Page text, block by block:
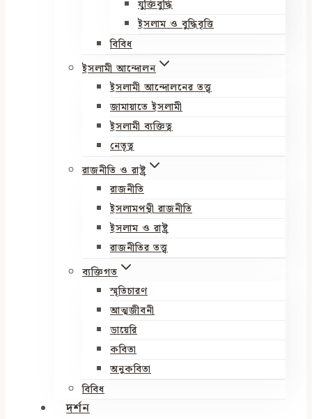
যুক্তিবুদ্ধি
ইসলাম ও বুদ্ধিবৃত্তি
বিবিধ
ইসলামী আন্দোলন
ইসলামী আন্দোলনের তত্ত্ব
জামায়াতে ইসলামী
ইসলামী ব্যক্তিত্ব
নেতৃত্ব
রাজনীতি ও রাষ্ট্র
রাজনীতি
ইসলামপন্থী রাজনীতি
ইসলাম ও রাষ্ট্র
রাজনীতির তত্ত্ব
ব্যক্তিগত
স্মৃতিচারণ
আত্মজীবনী
ডায়েরি
কবিতা
অনুকবিতা
বিবিধ
দর্শন